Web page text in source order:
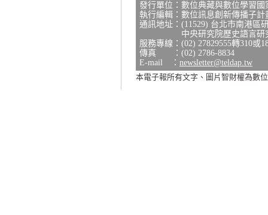
發行單位：數位典藏與數位學習
執行編輯：數位訊息創新傳播子計
通訊地址：(11529) 台北市南港區
中央研究院歷史語言研究
服務專線：(02) 27829555轉310或
傳真 ：(02) 2786-8834
E-mail ： newsletter@teldap.tw
本電子報所有文字、圖片智財權為數